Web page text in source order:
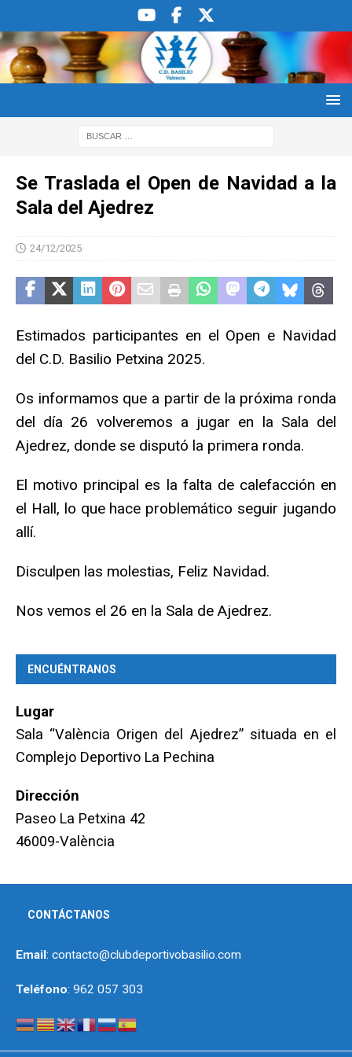
Se Traslada el Open de Navidad a la
Sala del Ajedrez
24/12/2025
Estimados participantes en el Open e Navidad
del C.D. Basilio Petxina 2025.
Os informamos que a partir de la próxima ronda
del día 26 volveremos a jugar en la Sala del
Ajedrez, donde se disputó la primera ronda.
El motivo principal es la falta de calefacción en
el Hall, lo que hace problemático seguir jugando
allí.
Disculpen las molestias, Feliz Navidad.
Nos vemos el 26 en la Sala de Ajedrez.
ENCUÉNTRANOS
Lugar
Sala “València Origen del Ajedrez” situada en el
Complejo Deportivo La Pechina
Dirección
Paseo La Petxina 42
46009-València
CONTÁCTANOS
Email : contacto@clubdeportivobasilio.com
Teléfono: 962 057 303